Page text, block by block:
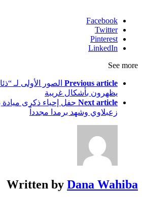
Facebook
Twitter
Pinterest
LinkedIn
See more
Previous article الصور الأولى لـ
يظهرون بأشكال غريبة
Next article حفل إحياء ذكرى
زعبلاوي وشهد برمدا مجدداً
Written by Dana Wahiba